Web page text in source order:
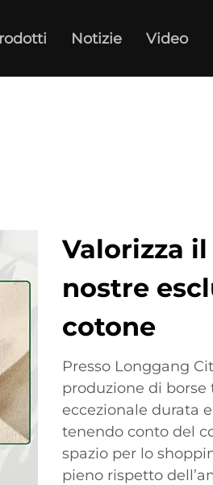
Notizie Video
Valorizza
nostre
cotone
Presso Longgang
produzione di
eccezionale durata
tenendo conto del
spazio per lo
pieno rispetto